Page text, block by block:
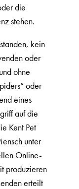
die
stehen.
kein
oder
ohne
oder
eines
auf die
Kent Pet
unter
Online-
produzieren
erteilt